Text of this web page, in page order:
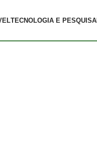
TECNOLOGIA E PESQUISA